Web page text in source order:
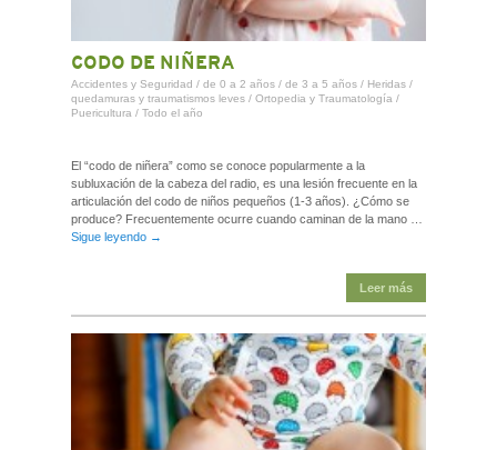
CODO DE NIÑERA
Accidentes y Seguridad / de 0 a 2 años / de 3 a 5 años / Heridas /
quedamuras y traumatismos leves / Ortopedia y Traumatología /
Puericultura / Todo el año
El “codo de niñera” como se conoce popularmente a la
subluxación de la cabeza del radio, es una lesión frecuente en la
articulación del codo de niños pequeños (1-3 años). ¿Cómo se
produce? Frecuentemente ocurre cuando caminan de la mano …
Sigue leyendo →
Leer más